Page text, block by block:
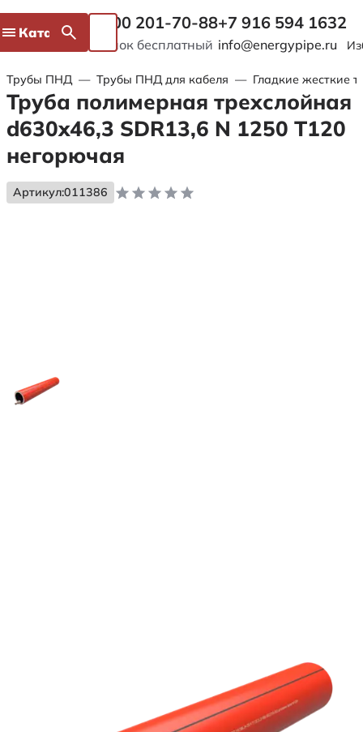
Каталог 8 800 201-70-88
Звонок бесплатный
+7 916 594 1632
info@energypipe.ru
Трубы ПНД — Трубы ПНД для кабеля — Гладкие жесткие
Труба полимерная трехслойная
d630x46,3 SDR13,6 N 1250 Т120
негорючая
Артикул:011386